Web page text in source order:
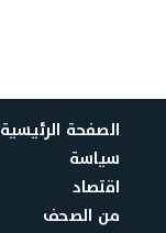
الصفحة الرئيسية
سياسة
اقتصاد
من الصحف